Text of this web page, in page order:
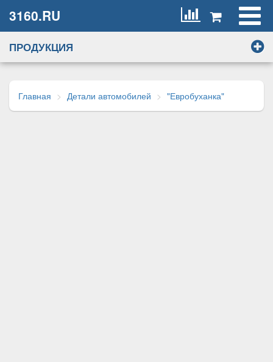
3160.RU
ПРОДУКЦИЯ
Главная Детали автомобилей "Евробуханка"